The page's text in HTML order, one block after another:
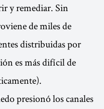
y remediar. Sin
de miles de
distribuidas por
es más difícil de
presionó los canales